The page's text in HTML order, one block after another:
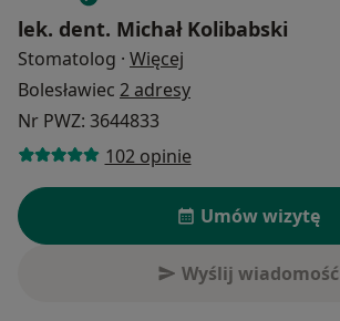
lek. dent. Michał Kolibabski
Stomatolog · Więcej
Bolesławiec 2 adresy
Nr PWZ: 3644833
102 opinie
Umów wizytę
Wyślij wiadomość